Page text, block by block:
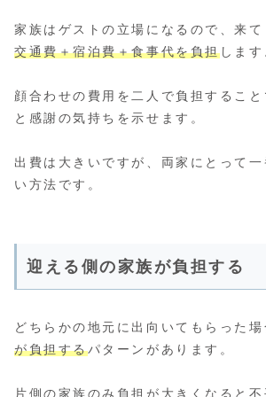
家族はゲストの立場になるので、来て
交通費＋宿泊費＋食事代を負担します
顔合わせの費用を二人で負担するこ
と感謝の気持ちを示せます。
出費は大きいですが、両家にとって
い方法です。
迎える側の家族が負担する
どちらかの地元に出向いてもらった場
が負担するパターンがあります。
片側の家族のみ負担が大きくなると不